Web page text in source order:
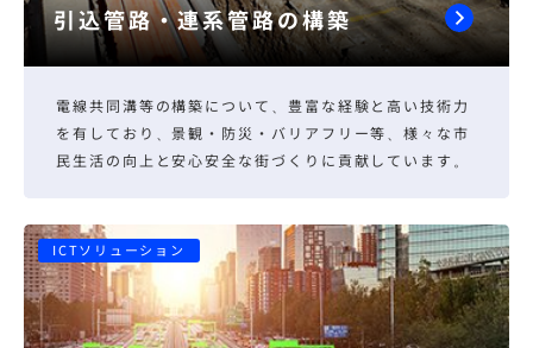
引込管路・連系管路の構築
電線共同溝等の構築について、豊富な経験と高い技術力
を有しており、景観・防災・バリアフリー等、様々な市
民生活の向上と安心安全な街づくりに貢献しています。
ICTソリューション